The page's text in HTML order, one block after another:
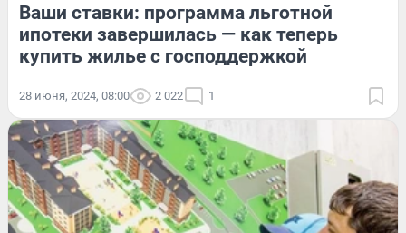
Ваши ставки: программа льготной
ипотеки завершилась — как теперь
купить жилье с господдержкой
28 июня, 2024, 08:00 2 022 1